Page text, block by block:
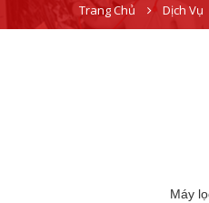
Trang Chủ Dịch Vụ
Máy